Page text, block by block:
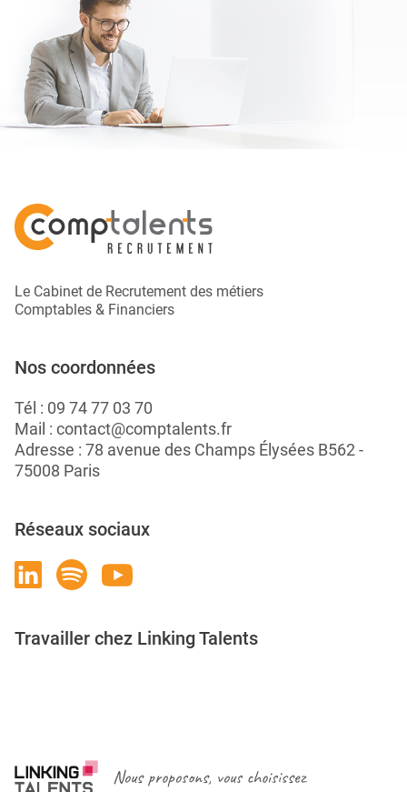
Le Cabinet de Recrutement des métiers
Comptables & Financiers
Nos coordonnées
Tél : 09 74 77 03 70
Mail : contact@comptalents.fr
Adresse : 78 avenue des Champs Élysées B562 -
75008 Paris
Réseaux sociaux
Travailler chez Linking Talents
Nous proposons, vous choisissez